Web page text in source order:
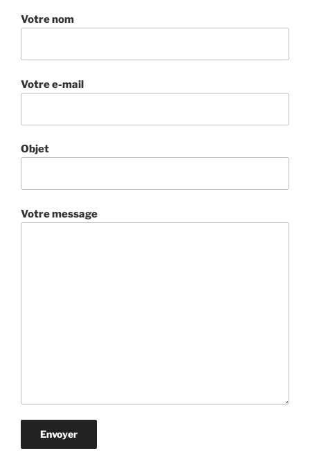
Votre nom
Votre e-mail
Objet
Votre message